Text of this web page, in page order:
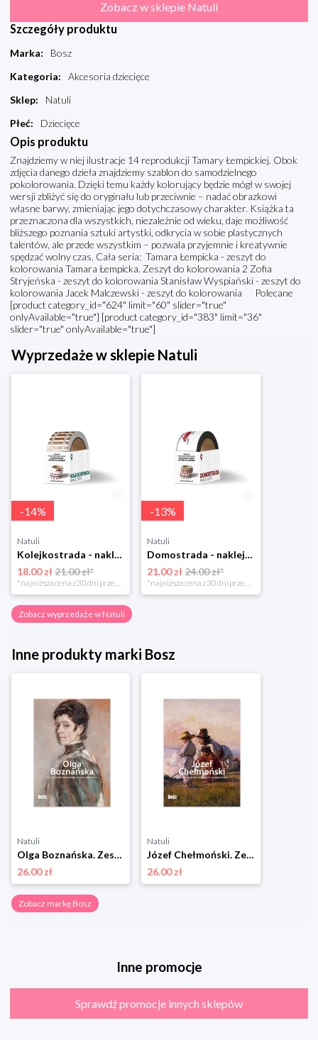
Zobacz w sklepie Natuli
Szczegóły produktu
Marka:
Bosz
Kategoria:
Akcesoria dziecięce
Sklep:
Natuli
Płeć: Dziecięce
Opis produktu
Znajdziemy w niej ilustracje 14 reprodukcji Tamary Łempickiej. Obok
zdjęcia danego dzieła znajdziemy szablon do samodzielnego
pokolorowania. Dzięki temu każdy kolorujący będzie mógł w swojej
wersji zbliżyć się do oryginału lub przeciwnie – nadać obrazkowi
własne barwy, zmieniając jego dotychczasowy charakter. Książka ta
przeznaczona dla wszystkich, niezależnie od wieku, daje możliwość
bliższego poznania sztuki artystki, odkrycia w sobie plastycznych
talentów, ale przede wszystkim – pozwala przyjemnie i kreatywnie
spędzać wolny czas. Cała seria: Tamara Łempicka - zeszyt do
kolorowania Tamara Łempicka. Zeszyt do kolorowania 2 Zofia
Stryjeńska - zeszyt do kolorowania Stanisław Wyspiański - zeszyt do
kolorowania Jacek Malczewski - zeszyt do kolorowania Polecane
[product category_id="624" limit="60" slider="true"
onlyAvailable="true"] [product category_id="383" limit="36"
slider="true" onlyAvailable="true"]
Wyprzedaże w sklepie Natuli
-14%
Natuli
Kolejkostrada - naklejaj tory Zuzutoys
18.00 zł21.00 zł*
*najniższa cena z 30 dni przed obniżką
-13%
Natuli
Domostrada - naklejaj ulice Zuzutoys
21.00 zł 24.00 zł*
*najniższa cena z 30 dni przed obniżką
Zobacz wyprzedaże w Natuli
Inne produkty marki Bosz
Natuli
Olga Boznańska. Zeszyt do kolorowania Bosz
26.00 zł
Natuli
Józef Chełmoński. Zeszyt do kolorowania Bosz
26.00 zł
Zobacz markę Bosz
Inne promocje
Sprawdź promocje innych sklepów